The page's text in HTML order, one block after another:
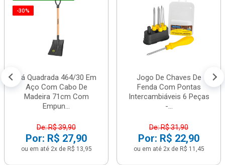
-30%
Pá Quadrada 464/30 Em
Aço Com Cabo De
Madeira 71cm Com
Empun...
De: R$ 39,90
Por: R$ 27,90
ou em até 2x de R$ 13,95
Jogo De Chaves De
Fenda Com Pontas
Intercambiáveis 6 Peças
-...
De: R$ 31,90
Por: R$ 22,90
ou em até 2x de R$ 11,45